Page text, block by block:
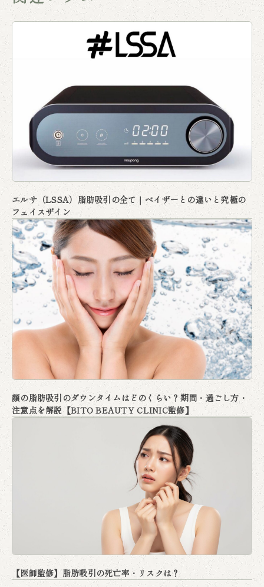
エルサ（LSSA）脂肪吸引の全て｜ベイザーとの違いと究極の
フェイスザイン
顔の脂肪吸引のダウンタイムはどのくらい？期間・過ごし方・
注意点を解説【BITO BEAUTY CLINIC監修】
【医師監修】脂肪吸引の死亡率・リスクは？